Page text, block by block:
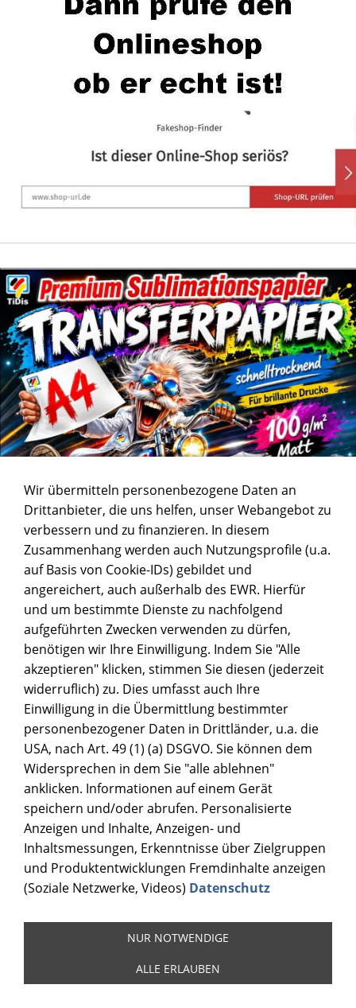
Wir übermitteln personenbezogene Daten an
Drittanbieter, die uns helfen, unser Webangebot zu
verbessern und zu finanzieren. In diesem
Zusammenhang werden auch Nutzungsprofile (u.a.
auf Basis von Cookie-IDs) gebildet und
angereichert, auch außerhalb des EWR. Hierfür
und um bestimmte Dienste zu nachfolgend
aufgeführten Zwecken verwenden zu dürfen,
benötigen wir Ihre Einwilligung. Indem Sie "Alle
akzeptieren" klicken, stimmen Sie diesen (jederzeit
widerruflich) zu. Dies umfasst auch Ihre
Einwilligung in die Übermittlung bestimmter
personenbezogener Daten in Drittländer, u.a. die
USA, nach Art. 49 (1) (a) DSGVO. Sie können dem
Widersprechen in dem Sie "alle ablehnen"
anklicken. Informationen auf einem Gerät
speichern und/oder abrufen. Personalisierte
Anzeigen und Inhalte, Anzeigen- und
Inhaltsmessungen, Erkenntnisse über Zielgruppen
und Produktentwicklungen Fremdinhalte anzeigen
(Soziale Netzwerke, Videos) Datenschutz
NUR NOTWENDIGE
ALLE ERLAUBEN